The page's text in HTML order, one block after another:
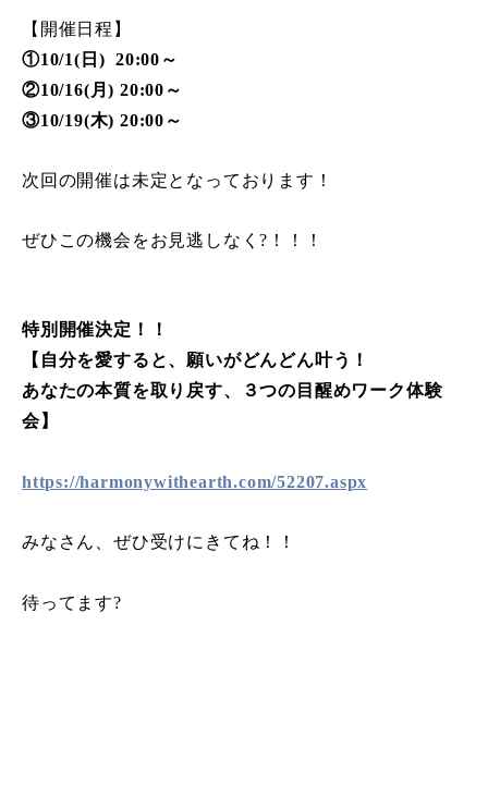
【開催日程】
①10/1(日) 20:00～
②10/16(月) 20:00～
③10/19(木) 20:00～
次回の開催は未定となっております！
ぜひこの機会をお見逃しなく?！！！
特別開催決定！！
【自分を愛すると、願いがどんどん叶う！
あなたの本質を取り戻す、３つの目醒めワーク体験
会】
https://harmonywithearth.com/52207.aspx
みなさん、ぜひ受けにきてね！！
待ってます?